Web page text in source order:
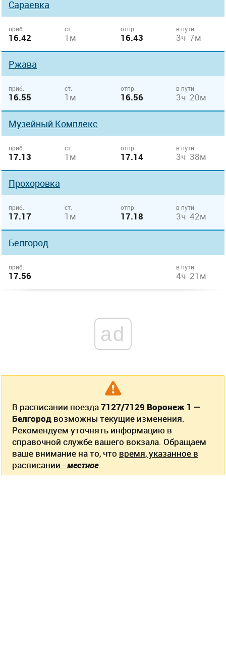
Сараевка
приб.
16.42
ст.
1м
отпр.
16.43
в пути
3ч 7м
Ржава
приб.
16.55
ст.
1м
отпр.
16.56
в пути
3ч 20м
Музейный Комплекс
приб.
17.13
ст.
1м
отпр.
17.14
в пути
3ч 38м
Прохоровка
приб.
17.17
ст.
1м
отпр.
17.18
в пути
3ч 42м
Белгород
приб.
17.56
в пути
4ч 21м
ad
В расписании поезда7127/7129 Воронеж 1 —
Белгород возможны текущие изменения.
Рекомендуем уточнять информацию в
справочной службе вашего вокзала. Обращаем
ваше внимание на то, что время, указанное в
расписании -местное.